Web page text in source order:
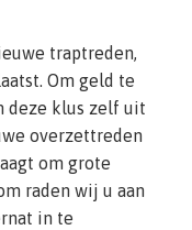
traptreden,
Om geld te
deze klus zelf uit
overzettreden
om grote
raden wij u aan
in te